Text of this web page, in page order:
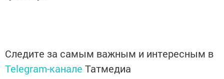
Telegram-каналеТатмедиа